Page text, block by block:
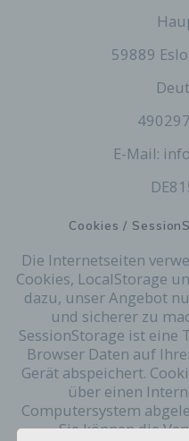
59889
E-Mail: info
Cookies /
Die Internetseiten
Cookies, LocalStorage
dazu, unser Angebot
und sicherer zu
SessionStorage ist
Browser Daten auf
Gerät abspeichert.
über einen
Computersystem
Sie können die